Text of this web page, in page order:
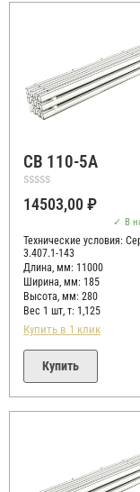
СВ 110-5А
Оценка
0
14503,00₽
В
Технические условия:
3.407.1-143
Длина, мм: 11000
Ширина, мм: 185
Высота, мм: 280
Вес 1 шт, т: 1,125
Купить в 1 клик
Купить